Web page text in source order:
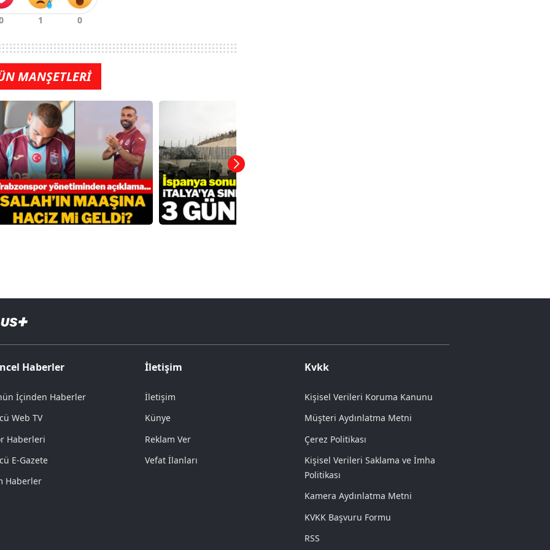
MANŞETLERİ
Haberler
İçinden Haberler
Web TV
Haberleri
E-Gazete
Haberler
İletişim
İletişim
Künye
Reklam Ver
Vefat İlanları
Kvkk
Kişisel Verileri Koruma Kanunu
Müşteri Aydınlatma Metni
Çerez Politikası
Kişisel Verileri Saklama ve İmha
Politikası
Kamera Aydınlatma Metni
KVKK Başvuru Formu
RSS